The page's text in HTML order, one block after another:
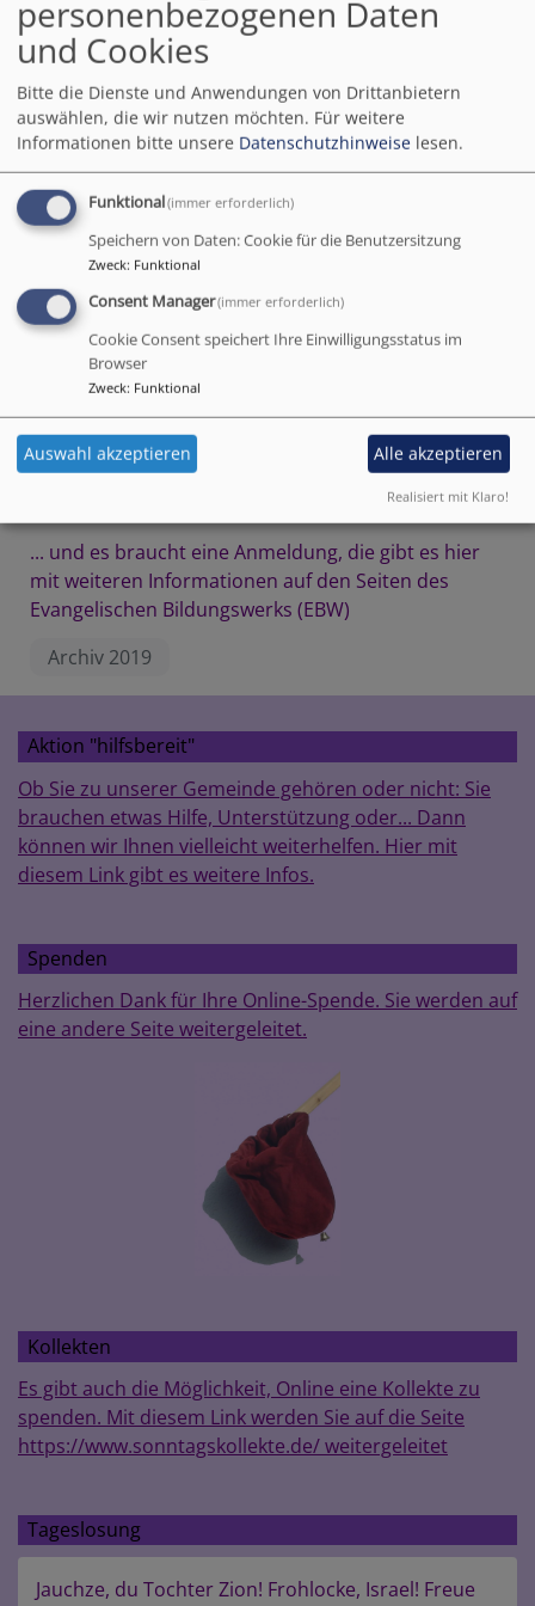
Einführung in die
Meditation möchte einführen eine andere
Lebensweise. Referentin ist Martina Oefele (Bild
unten), Klinikseelsorgerin und Anleiterin für
Meditation.
9.12.2019 und
19.00 Uhr im
Gemeindehaus
braucht Decke/Matte
und warme Kleidung
und dicke Socken mitbringen. Die 4 Abende kosten
... und es braucht eine Anmeldung, die gibt es hier
mit weiteren Informationen auf den Seiten des
Evangelischen Bildungswerks (EBW)
Archiv 2019
Aktion "hilfsbereit"
Ob Sie zu unserer Gemeinde gehören oder nicht: Sie
brauchen etwas Hilfe, Unterstützung oder... Dann
können wir Ihnen vielleicht weiterhelfen. Hier mit
diesem Link gibt es weitere Infos.
Spenden
Herzlichen Dank für Ihre Online-Spende. Sie werden auf
eine andere Seite weitergeleitet.
Kollekten
Es gibt auch die Möglichkeit, Online eine Kollekte zu
spenden. Mit diesem Link werden Sie auf die Seite
https://www.sonntagskollekte.de/ weitergeleitet
Tageslosung
Jauchze, du Tochter Zion! Frohlocke, Israel! Freue
personenbezogenen Daten
und Cookies
Bitte die Dienste und Anwendungen von Drittanbietern
auswählen, die wir nutzen möchten. Für weitere
Informationen bitte unsere Datenschutzhinweise lesen.
Funktional(immer erforderlich)
Speichern von Daten: Cookie für die Benutzersitzung
Zweck: Funktional
Consent Manager(immer erforderlich)
Cookie Consent speichert Ihre Einwilligungsstatus im
Browser
Zweck: Funktional
Auswahl akzeptieren Alle akzeptieren
Realisiert mit Klaro!